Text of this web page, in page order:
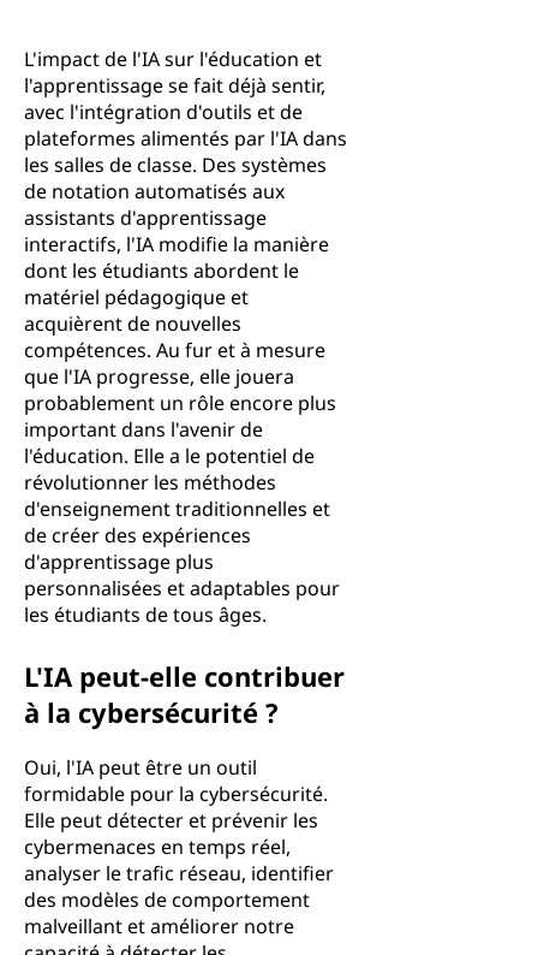
L'impact de l'IA sur l'éducation et
l'apprentissage se fait déjà sentir,
avec l'intégration d'outils et de
plateformes alimentés par l'IA dans
les salles de classe. Des systèmes
de notation automatisés aux
assistants d'apprentissage
interactifs, l'IA modifie la manière
dont les étudiants abordent le
matériel pédagogique et
acquièrent de nouvelles
compétences. Au fur et à mesure
que l'IA progresse, elle jouera
probablement un rôle encore plus
important dans l'avenir de
l'éducation. Elle a le potentiel de
révolutionner les méthodes
d'enseignement traditionnelles et
de créer des expériences
d'apprentissage plus
personnalisées et adaptables pour
les étudiants de tous âges.
L'IA peut-elle contribuer
à la cybersécurité ?
Oui, l'IA peut être un outil
formidable pour la cybersécurité.
Elle peut détecter et prévenir les
cybermenaces en temps réel,
analyser le trafic réseau, identifier
des modèles de comportement
malveillant et améliorer notre